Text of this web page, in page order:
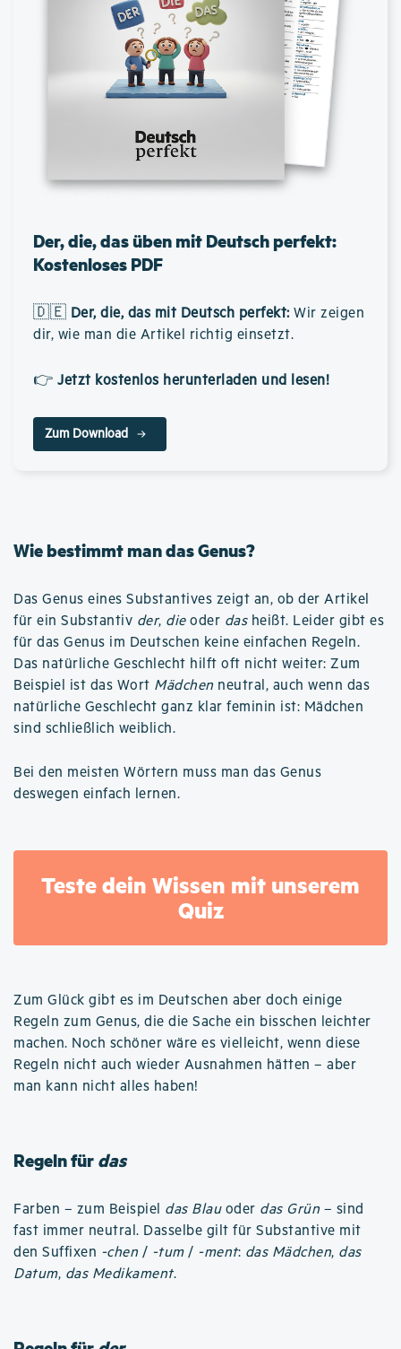
Der, die, das üben mit Deutsch perfekt:
Kostenloses PDF
🇩🇪 Der, die, das mit Deutsch perfekt: Wir zeigen
dir, wie man die Artikel richtig einsetzt.
👉 Jetzt kostenlos herunterladen und lesen!
Zum Download
Wie bestimmt man das Genus?
Das Genus eines Substantives zeigt an, ob der Artikel
für ein Substantiv der, dieoder dasheißt. Leider gibt es
für das Genus im Deutschen keine einfachen Regeln.
Das natürliche Geschlecht hilft oft nicht weiter: Zum
Beispiel ist das Wort Mädchen neutral, auch wenn das
natürliche Geschlecht ganz klar feminin ist: Mädchen
sind schließlich weiblich.
Bei den meisten Wörtern muss man das Genus
deswegen einfach lernen.
Teste dein Wissen mit unserem
Quiz
Zum Glück gibt es im Deutschen aber doch einige
Regeln zum Genus, die die Sache ein bisschen leichter
machen. Noch schöner wäre es vielleicht, wenn diese
Regeln nicht auch wieder Ausnahmen hätten – aber
man kann nicht alles haben!
Regeln fürdas
Farben – zum Beispiel das Blauoder das Grün – sind
fast immer neutral. Dasselbe gilt für Substantive mit
den Suffixen -chen / -tum/ -ment: das Mädchen, das
Datum, das Medikament.